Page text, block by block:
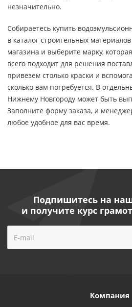
незначительно.
Собираетесь купить
в каталог строительных
магазина и выберите марку,
всего подходит для решения
привезем столько краски и
сколько вам потребуется. В
Нижнему Новгороду может быть
Заполните форму заказа, и
любое удобное для вас время.
Подпишитесь на
и получите курс
Компания